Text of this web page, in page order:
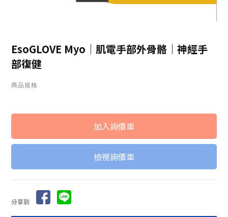
EsoGLOVE Myo｜肌電手部外骨骼｜神經手
部復健
商品規格
檢視詢價車
分享到